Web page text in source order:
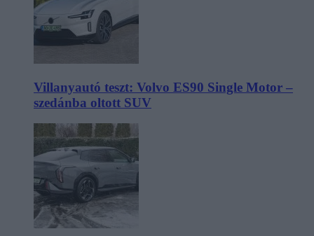
Villanyautó teszt: Volvo ES90 Single Motor –
szedánba oltott SUV